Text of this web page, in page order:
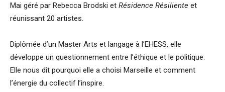
Mai géré par Rebecca Brodski et Résidence Résiliente et
réunissant 20 artistes.
Diplômée d’un Master Arts et langage à l’EHESS, elle
développe un questionnement entre l’éthique et le politique.
Elle nous dit pourquoi elle a choisi Marseille et comment
l’énergie du collectif l’inspire.